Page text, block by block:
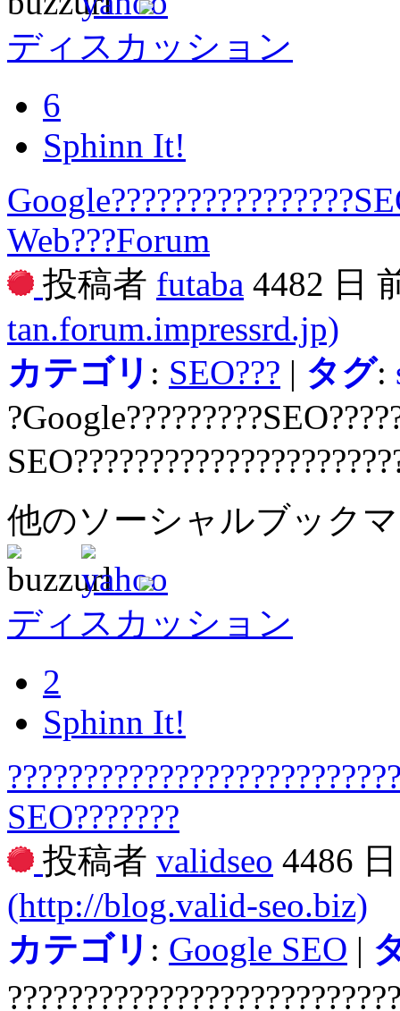
ディスカッション
6
Sphinn It!
Web???Forum
投稿者 futaba 4482 日
tan.forum.impressrd.jp)
カテゴリ : SEO??? | タグ:
他のソーシャルブック
ディスカッション
2
Sphinn It!
SEO???????
投稿者 validseo 4486
(http://blog.valid-seo.biz)
カテゴリ : Google SEO |